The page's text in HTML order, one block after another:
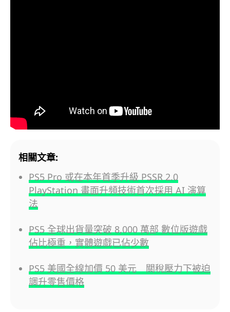
相關文章:
PS5 Pro 或在本年首季升級 PSSR 2.0
PlayStation 畫面升頻技術首次採用 AI 演算
法
PS5 全球出貨量突破 8,000 萬部 數位版遊戲
佔比極重，實體遊戲已佔少數
PS5 美國全線加價 50 美元 關稅壓力下被迫
調升零售價格